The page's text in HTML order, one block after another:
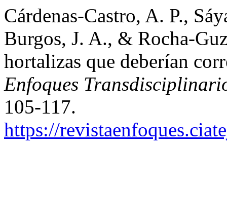
Cárdenas-Castro, A. P.,
Burgos, J. A., & Rocha-
hortalizas que deberían
Enfoques
105-117.
https://